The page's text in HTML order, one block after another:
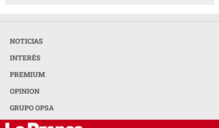
NOTICIAS
INTERÉS
PREMIUM
OPINION
GRUPO OPSA